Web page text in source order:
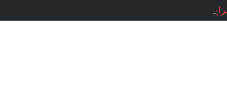
بقلم: ناي عمّار